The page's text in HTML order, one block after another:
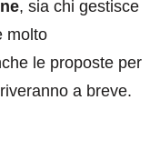
, sia chi gestisce
molto
le proposte per
a breve.